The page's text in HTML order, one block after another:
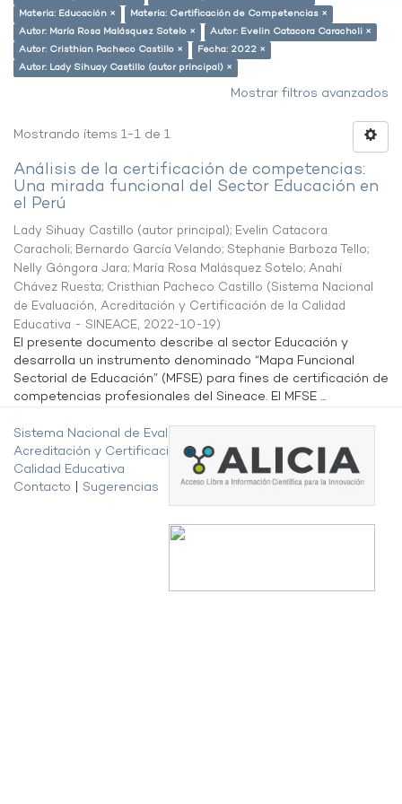
Materia: Educación ×
Materia: Certificación de Competencias ×
Autor: María Rosa Malásquez Sotelo ×
Autor: Evelin Catacora Caracholi ×
Autor: Cristhian Pacheco Castillo ×
Fecha: 2022 ×
Autor: Lady Sihuay Castillo (autor principal) ×
Mostrar filtros avanzados
Mostrando ítems 1-1 de 1
Análisis de la certificación de competencias:
Una mirada funcional del Sector Educación en
el Perú
Lady Sihuay Castillo (autor principal); Evelin Catacora
Caracholi; Bernardo García Velando; Stephanie Barboza Tello;
Nelly Góngora Jara; María Rosa Malásquez Sotelo; Anahí
Chávez Ruesta; Cristhian Pacheco Castillo (Sistema Nacional
de Evaluación, Acreditación y Certificación de la Calidad
Educativa - SINEACE, 2022-10-19)
El presente documento describe al sector Educación y
desarrolla un instrumento denominado “Mapa Funcional
Sectorial de Educación” (MFSE) para fines de certificación de
competencias profesionales del Sineace. El MFSE ...
Sistema Nacional de Evaluación,
Acreditación y Certificación de la
Calidad Educativa
Contacto
Sugerencias